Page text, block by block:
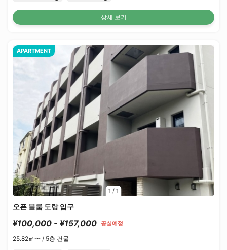
상세 보기
1 / 1
APARTMENT
오픈 블룸 도랑 입구
¥100,000 - ¥157,000 공실예정
25.82㎡〜 / 5층 건물